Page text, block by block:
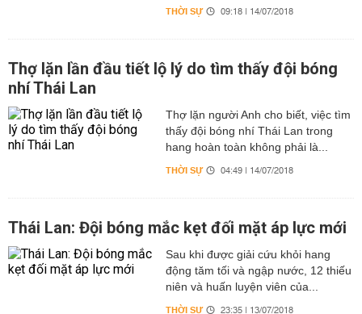
THỜI SỰ 09:18 | 14/07/2018
Thợ lặn lần đầu tiết lộ lý do tìm thấy đội bóng
nhí Thái Lan
Thợ lặn người Anh cho biết, việc tìm
thấy đội bóng nhí Thái Lan trong
hang hoàn toàn không phải là...
THỜI SỰ 04:49 | 14/07/2018
Thái Lan: Đội bóng mắc kẹt đối mặt áp lực mới
Sau khi được giải cứu khỏi hang
động tăm tối và ngập nước, 12 thiếu
niên và huấn luyện viên của...
THỜI SỰ 23:35 | 13/07/2018